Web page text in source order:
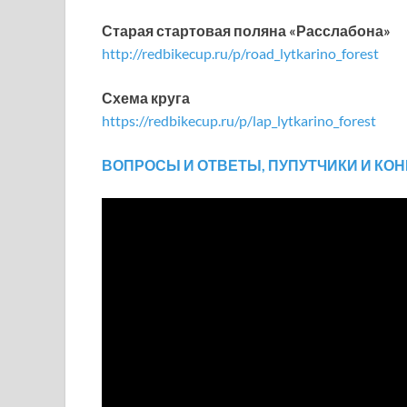
Старая стартовая поляна «Расслабона»
http://redbikecup.ru/p/road_lytkarino_forest
Схема круга
https://redbikecup.ru/p/lap_lytkarino_forest
ВОПРОСЫ И ОТВЕТЫ, ПУПУТЧИКИ И